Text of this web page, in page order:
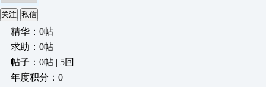
关注 私信
精华：0帖
求助：0帖
帖子：0帖 | 5回
年度积分：0